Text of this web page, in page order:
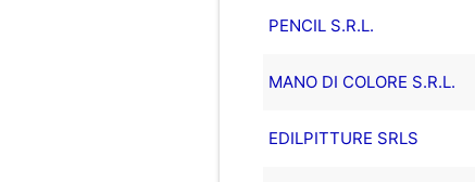
PENCIL S.R.L.
MANO DI COLORE S.R.L.
EDILPITTURE SRLS